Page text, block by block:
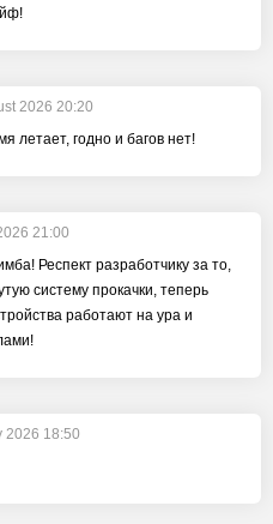
2026 20:20
летает, годно и багов нет!
21:00
Респект разработчику за то,
систему прокачки, теперь
работают на ура и
2026 18:50